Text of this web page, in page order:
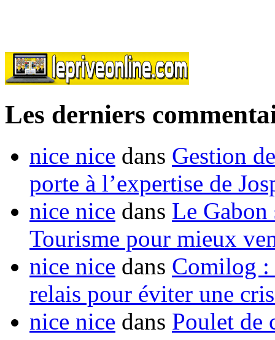
Les derniers
nice nice dans Gestion
porte à l’expertise de
nice nice dans Le Gabon
Tourisme pour mieux
nice nice dans Comilog :
relais pour éviter une
nice nice dans Poulet de